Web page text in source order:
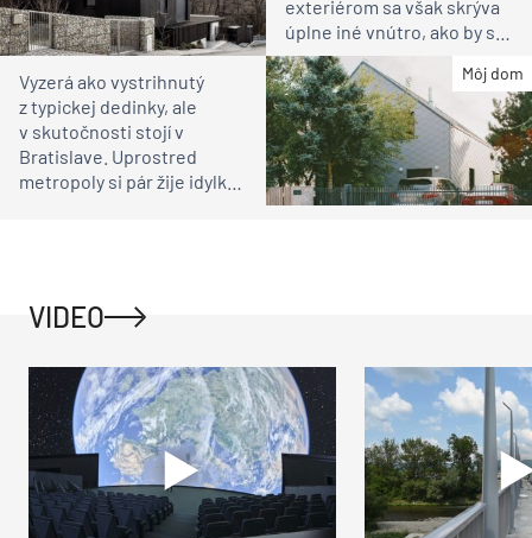
exteriérom sa však skrýva
úplne iné vnútro, ako by ste
čakali
Môj dom
Vyzerá ako vystrihnutý
z typickej dedinky, ale
v skutočnosti stojí v
Bratislave. Uprostred
metropoly si pár žije idylku
VIDEO